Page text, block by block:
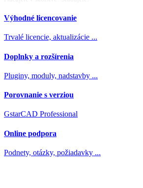
Výhodné licencovanie
Trvalé licencie, aktualizácie ...
Doplnky a rozšírenia
Pluginy, moduly, nadstavby ...
Porovnanie s verziou
GstarCAD Professional
Online podpora
Podnety, otázky, požiadavky ...